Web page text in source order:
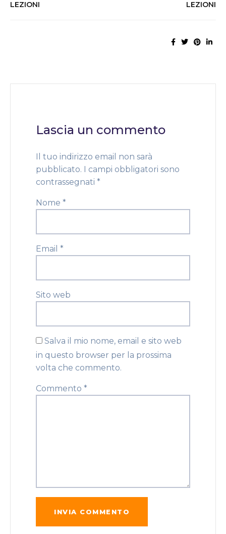
LEZIONI
LEZIONI
Lascia un commento
Il tuo indirizzo email non sarà
pubblicato.
I campi obbligatori sono
contrassegnati *
Nome *
Email *
Sito web
Salva il mio nome, email e sito web
in questo browser per la prossima
volta che commento.
Commento *